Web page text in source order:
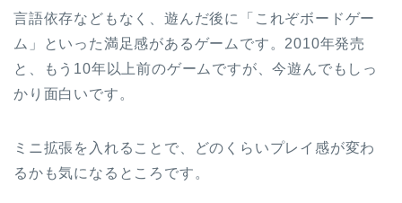
言語依存などもなく、遊んだ後に「これぞボードゲー
ム」といった満足感があるゲームです。2010年発売
と、もう10年以上前のゲームですが、今遊んでもしっ
かり面白いです。
ミニ拡張を入れることで、どのくらいプレイ感が変わ
るかも気になるところです。